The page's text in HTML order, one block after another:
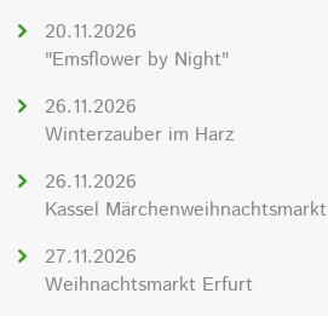
20.11.2026
"Emsflower by Night"
26.11.2026
Winterzauber im Harz
26.11.2026
Kassel Märchenweihnachtsmarkt
27.11.2026
Weihnachtsmarkt Erfurt